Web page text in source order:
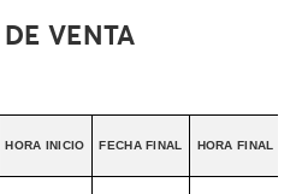
VENTA
HORA INICIO FECHA FINAL HORA FINAL